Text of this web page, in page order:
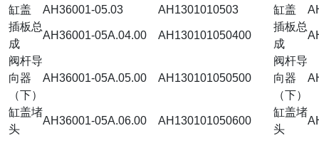
缸盖 AH36001-05.03 AH1301010503 缸盖
插板总
成
AH36001-05A.04.00 AH130101050400
插板总
成
阀杆导
向器
（下）
AH36001-05A.05.00 AH130101050500
阀杆导
向器
（下）
缸盖堵
头
AH36001-05A.06.00 AH130101050600
缸盖堵
头